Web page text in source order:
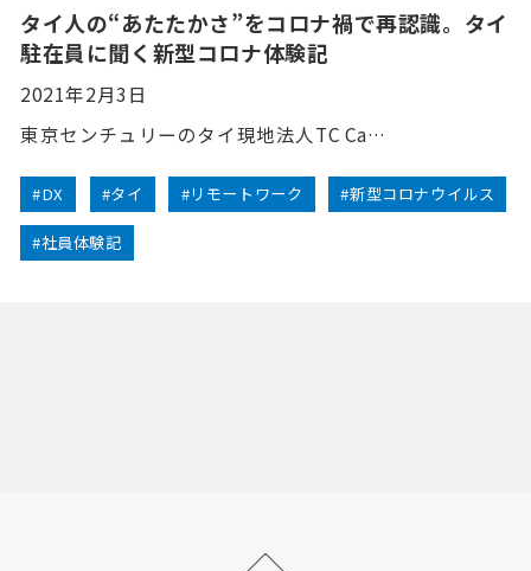
タイ人の“あたたかさ”をコロナ禍で再認識。タイ
駐在員に聞く新型コロナ体験記
2021年2月3日
東京センチュリーのタイ現地法人TC Ca…
#DX #タイ #リモートワーク #新型コロナウイルス
#社員体験記